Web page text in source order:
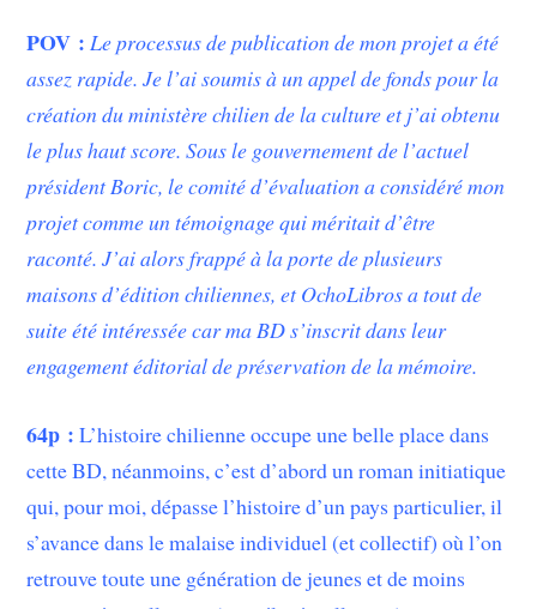
POV : Le processus de publication de mon projet a été
assez rapide. Je l’ai soumis à un appel de fonds pour la
création du ministère chilien de la culture et j’ai obtenu
le plus haut score. Sous le gouvernement de l’actuel
président Boric, le comité d’évaluation a considéré mon
projet comme un témoignage qui méritait d’être
raconté. J’ai alors frappé à la porte de plusieurs
maisons d’édition chiliennes, et OchoLibros a tout de
suite été intéressée car ma BD s’inscrit dans leur
engagement éditorial de préservation de la mémoire.
64p : L’histoire chilienne occupe une belle place dans
cette BD, néanmoins, c’est d’abord un roman initiatique
qui, pour moi, dépasse l’histoire d’un pays particulier, il
s’avance dans le malaise individuel (et collectif) où l’on
retrouve toute une génération de jeunes et de moins